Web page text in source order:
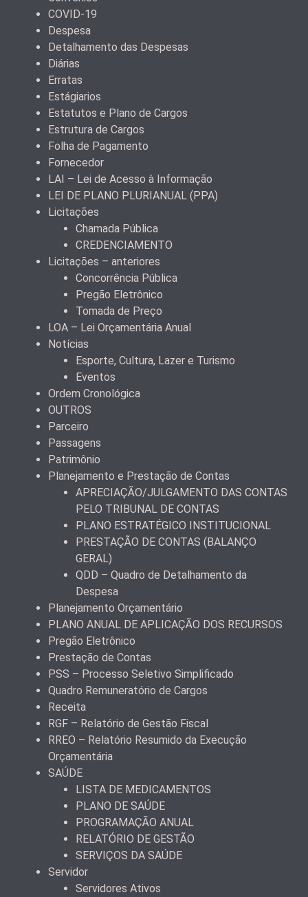
COVID-19
Despesa
Detalhamento das Despesas
Diárias
Erratas
Estágiarios
Estatutos e Plano de Cargos
Estrutura de Cargos
Folha de Pagamento
Fornecedor
LAI – Lei de Acesso à Informação
LEI DE PLANO PLURIANUAL (PPA)
Licitações
Chamada Pública
CREDENCIAMENTO
Licitações – anteriores
Concorrência Pública
Pregão Eletrônico
Tomada de Preço
LOA – Lei Orçamentária Anual
Notícias
Esporte, Cultura, Lazer e Turismo
Eventos
Ordem Cronológica
OUTROS
Parceiro
Passagens
Patrimônio
Planejamento e Prestação de Contas
APRECIAÇÃO/JULGAMENTO DAS CONTAS
PELO TRIBUNAL DE CONTAS
PLANO ESTRATÉGICO INSTITUCIONAL
PRESTAÇÃO DE CONTAS (BALANÇO
GERAL)
QDD – Quadro de Detalhamento da
Despesa
Planejamento Orçamentário
PLANO ANUAL DE APLICAÇÃO DOS RECURSOS
Pregão Eletrônico
Prestação de Contas
PSS – Processo Seletivo Simplificado
Quadro Remuneratório de Cargos
Receita
RGF – Relatório de Gestão Fiscal
RREO – Relatório Resumido da Execução
Orçamentária
SAÚDE
LISTA DE MEDICAMENTOS
PLANO DE SAÚDE
PROGRAMAÇÃO ANUAL
RELATÓRIO DE GESTÃO
SERVIÇOS DA SAÚDE
Servidor
Servidores Ativos